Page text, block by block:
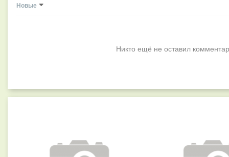
Новые
Никто ещё не оставил